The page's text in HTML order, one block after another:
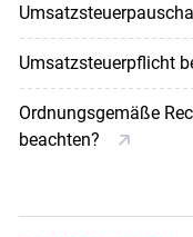
Umsatzsteuerpflicht
Ordnungsgemäße
beachten?